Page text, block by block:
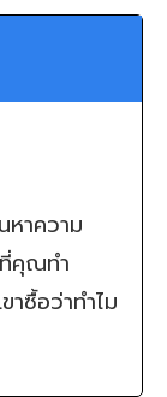
หาความ
คุณทำ
ซื้อว่าทำไม